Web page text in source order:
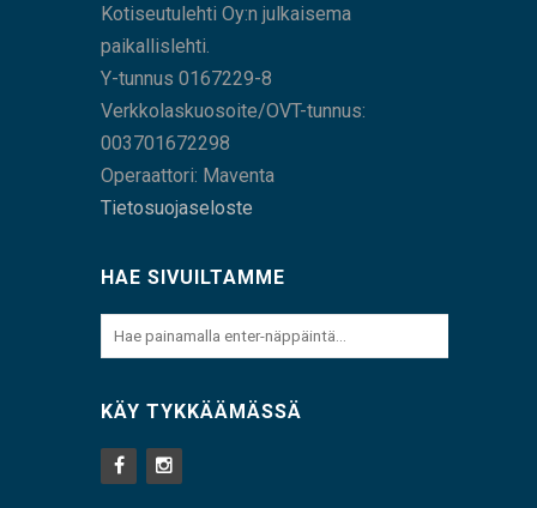
Kotiseutulehti Oy:n julkaisema
paikallislehti.
Y-tunnus 0167229-8
Verkkolaskuosoite/OVT-tunnus:
003701672298
Operaattori: Maventa
Tietosuojaseloste
HAE SIVUILTAMME
KÄY TYKKÄÄMÄSSÄ